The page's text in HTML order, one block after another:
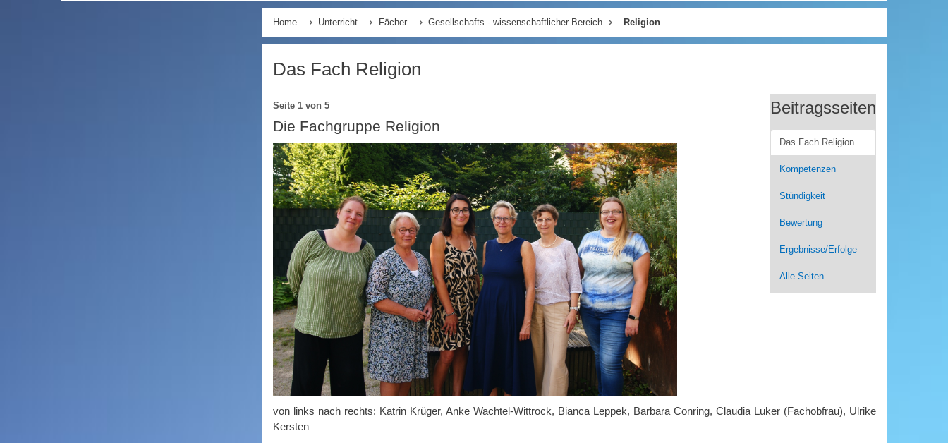
Home Unterricht Fächer Gesellschafts - wissenschaftlicher Bereich Religion
Das Fach Religion
Beitragsseiten
Das Fach Religion
Kompetenzen
Stündigkeit
Bewertung
Ergebnisse/Erfolge
Alle Seiten
Seite 1 von 5
Die Fachgruppe Religion
von links nach rechts: Katrin Krüger, Anke Wachtel-Wittrock, Bianca Leppek, Barbara Conring, Claudia Luker (Fachobfrau), Ulrike
Kersten